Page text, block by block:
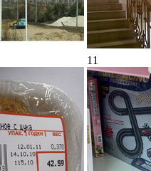
11